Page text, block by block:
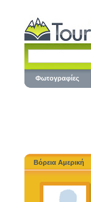
Φωτογραφίες
Βόρεια Αμερική